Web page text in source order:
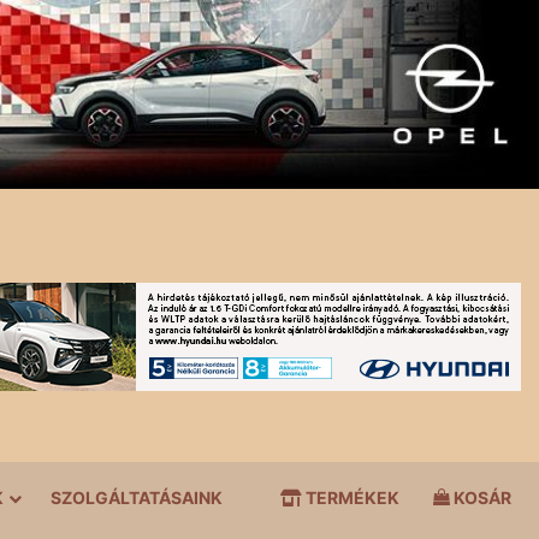
SZOLGÁLTATÁSAINK TERMÉKEK KOSÁR